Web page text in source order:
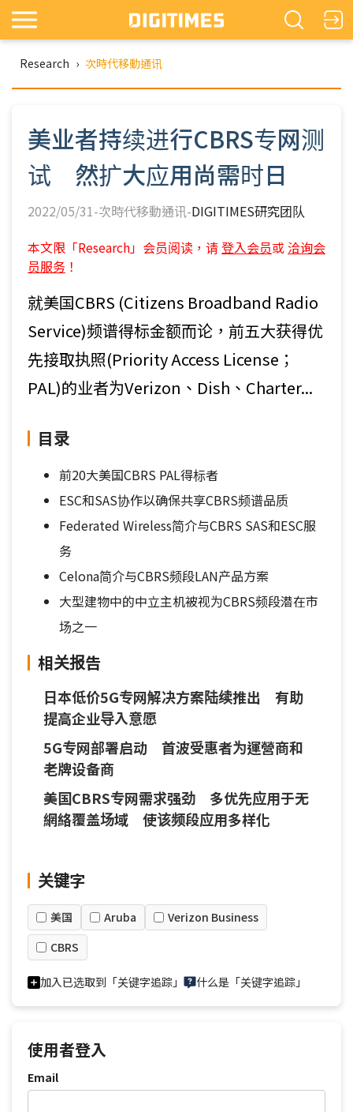
Research › 次時代移動通讯
美业者持续进行CBRS专网测
试 然扩大应用尚需时日
2022/05/31-次時代移動通讯-DIGITIMES研究团队
本文限「Research」会员阅读，请登入会员或 洽询会
员服务 ！
就美国CBRS (Citizens Broadband Radio
Service)频谱得标金额而论，前五大获得优
先接取执照(Priority Access License；
PAL)的业者为Verizon、Dish、Charter...
目录
前20大美国CBRS PAL得标者
ESC和SAS协作以确保共享CBRS频谱品质
Federated Wireless简介与CBRS SAS和ESC服
务
Celona简介与CBRS频段LAN产品方案
大型建物中的中立主机被视为CBRS频段潜在市
场之一
相关报告
日本低价5G专网解决方案陆续推出 有助
提高企业导入意愿
5G专网部署启动 首波受惠者为運營商和
老牌设备商
美国CBRS专网需求强劲 多优先应用于无
網絡覆盖场域 使该频段应用多样化
关键字
美国 Aruba
Verizon Business
CBRS
加入已选取到「关键字追踪」 什么是「关键字追踪」
使用者登入
Email